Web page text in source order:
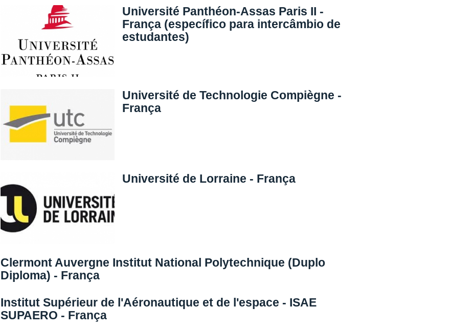
Université Panthéon-Assas Paris II -
França (específico para intercâmbio de
estudantes)
Université de Technologie Compiègne -
França
Université de Lorraine - França
Clermont Auvergne Institut National Polytechnique (Duplo
Diploma) - França
Institut Supérieur de l'Aéronautique et de l'espace - ISAE
SUPAERO - França